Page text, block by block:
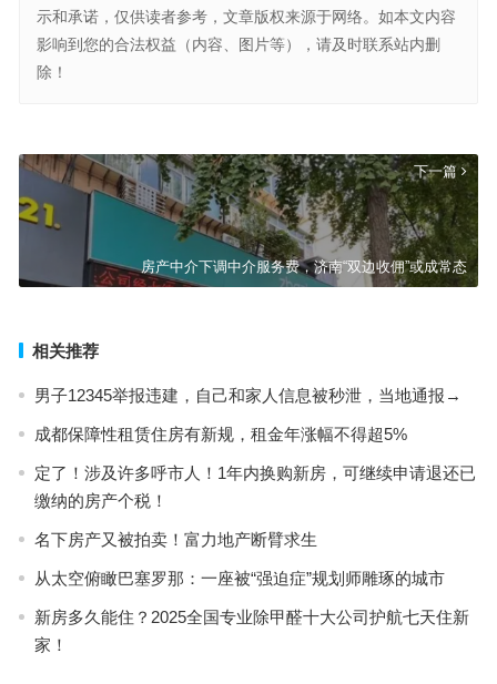
示和承诺，仅供读者参考，文章版权来源于网络。如本文内容
影响到您的合法权益（内容、图片等），请及时联系站内删
除！
下一篇
房产中介下调中介服务费，济南“双边收佣”或成常态
相关推荐
男子12345举报违建，自己和家人信息被秒泄，当地通报→
成都保障性租赁住房有新规，租金年涨幅不得超5%
定了！涉及许多呼市人！1年内换购新房，可继续申请退还已
缴纳的房产个税！
名下房产又被拍卖！富力地产断臂求生
从太空俯瞰巴塞罗那：一座被“强迫症”规划师雕琢的城市
新房多久能住？2025全国专业除甲醛十大公司护航七天住新
家！